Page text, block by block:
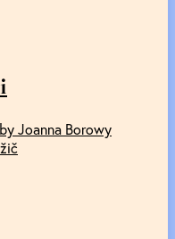
Joanna Borowy